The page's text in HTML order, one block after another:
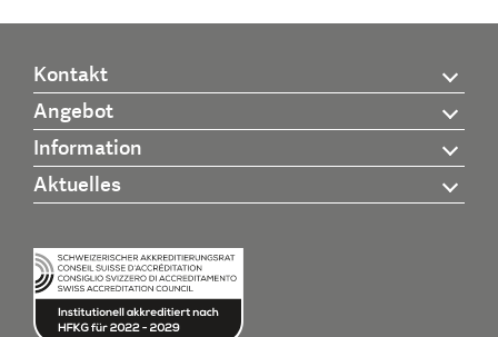
Kontakt
Angebot
Information
Aktuelles